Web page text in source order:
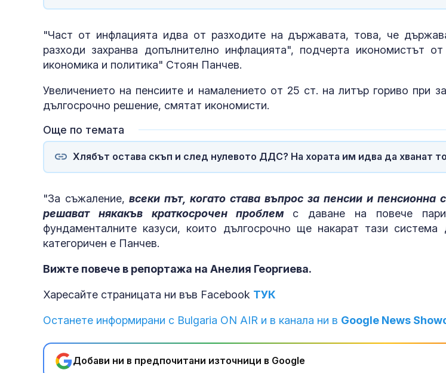
"Част от инфлацията идва от разходите на държавата, това, че
разходи захранва допълнително инфлацията", подчерта икономистът
икономика и политика" Стоян Панчев.
Увеличението на пенсиите и намалението от 25 ст. на литър гориво при
дългосрочно решение, смятат икономисти.
Още по темата
Хлябът остава скъп и след нулевото ДДС? На хората им идва да хванат
"За съжаление, всеки път, когато става въпрос за пенсии и пенсионна
решават някакъв краткосрочен проблем с даване на повече
фундаменталните казуси, които дългосрочно ще накарат тази система
категоричен е Панчев.
Вижте повече в репортажа на Анелия Георгиева.
Харесайте страницата ни във Facebook ТУК
Останете информирани с Bulgaria ON AIR и в канала ни в Google News
Добави ни в предпочитани източници в Google